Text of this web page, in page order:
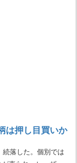
は押し目買いか
落した。個別では